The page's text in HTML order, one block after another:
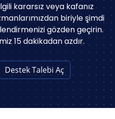
kararsız veya kafanız
biriyle şimdi
gözden geçirin.
15 dakikadan azdır.
Destek Talebi Aç